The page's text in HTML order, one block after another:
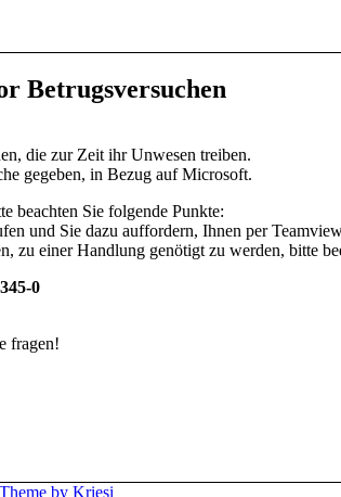
Betrugsversuchen
die zur Zeit ihr Unwesen treiben.
gegeben, in Bezug auf Microsoft.
beachten Sie folgende Punkte:
und Sie dazu auffordern, Ihnen per
zu einer Handlung genötigt zu werden, bitte
0
fragen!
by Kriesi